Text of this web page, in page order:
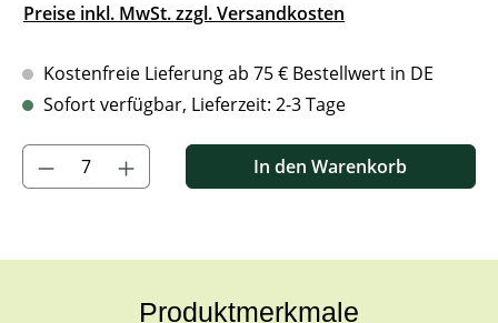
Preise inkl. MwSt. zzgl. Versandkosten
Kostenfreie Lieferung ab 75 € Bestellwert in DE
Sofort verfügbar, Lieferzeit: 2-3 Tage
Produkt Anzahl: Gib den gewünschten Wert ein oder benutze
In den Warenkorb
Produktmerkmale